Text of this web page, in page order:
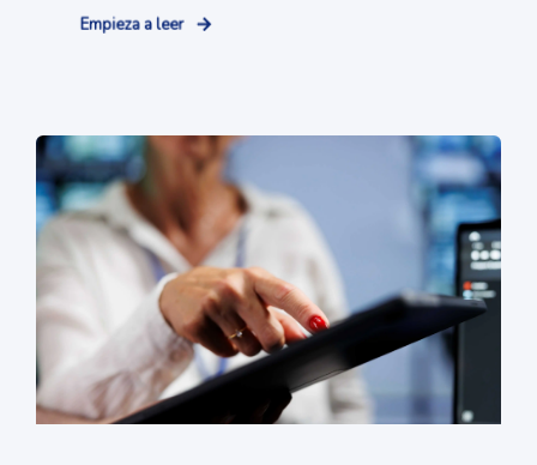
Empieza a leer